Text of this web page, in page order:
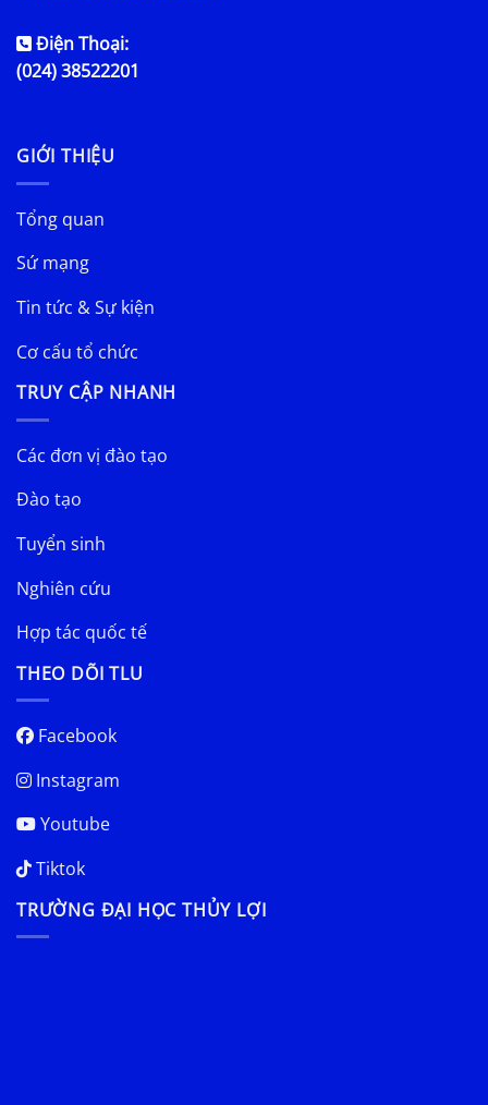
Điện Thoại:
(024) 38522201
GIỚI THIỆU
Tổng quan
Sứ mạng
Tin tức & Sự kiện
Cơ cấu tổ chức
TRUY CẬP NHANH
Các đơn vị đào tạo
Đào tạo
Tuyển sinh
Nghiên cứu
Hợp tác quốc tế
THEO DÕI TLU
Facebook
Instagram
Youtube
Tiktok
TRƯỜNG ĐẠI HỌC THỦY LỢI